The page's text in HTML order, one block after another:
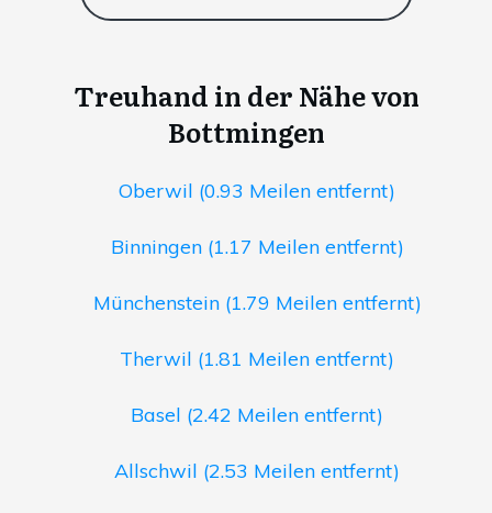
Treuhand in der Nähe von
Bottmingen
Oberwil (0.93 Meilen entfernt)
Binningen (1.17 Meilen entfernt)
Münchenstein (1.79 Meilen entfernt)
Therwil (1.81 Meilen entfernt)
Basel (2.42 Meilen entfernt)
Allschwil (2.53 Meilen entfernt)